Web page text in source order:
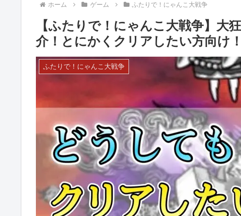
ホーム ゲーム ふたりで！にゃんこ大戦争
【ふたりで！にゃんこ大戦争】大
介！とにかくクリアしたい方向け！
ふたりで！にゃんこ大戦争